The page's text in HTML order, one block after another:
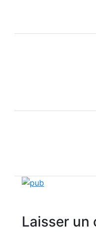
Laisser un